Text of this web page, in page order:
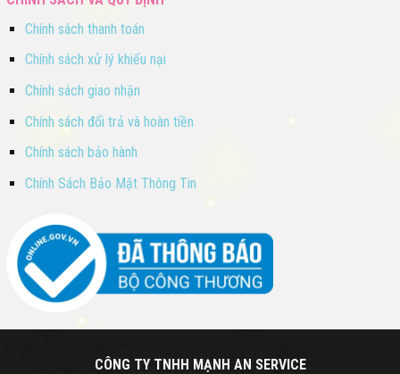
Chính sách thanh toán
Chính sách xử lý khiếu nại
Chính sách giao nhận
Chính sách đổi trả và hoàn tiền
Chính sách bảo hành
Chính Sách Bảo Mật Thông Tin
CÔNG TY TNHH MẠNH AN SERVICE